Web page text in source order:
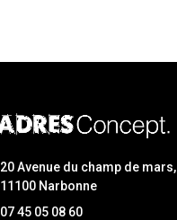
20 Avenue du champ de mars,
11100 Narbonne
07 45 05 08 60